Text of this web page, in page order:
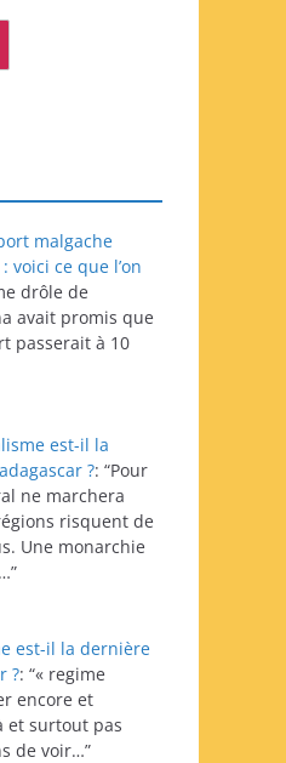
malgache
voici ce que l’on
drôle de
avait promis que
passerait à 10
est-il la
?: “Pour
ne marchera
risquent de
Une monarchie
”
est-il la dernière
?: “« regime
encore et
et surtout pas
de voir…”